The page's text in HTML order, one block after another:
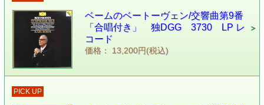
ベームのベートーヴェン/交響曲第9番
「合唱付き」 独DGG 3730 LP レ
コード
価格： 13,200円(税込)
PICK UP